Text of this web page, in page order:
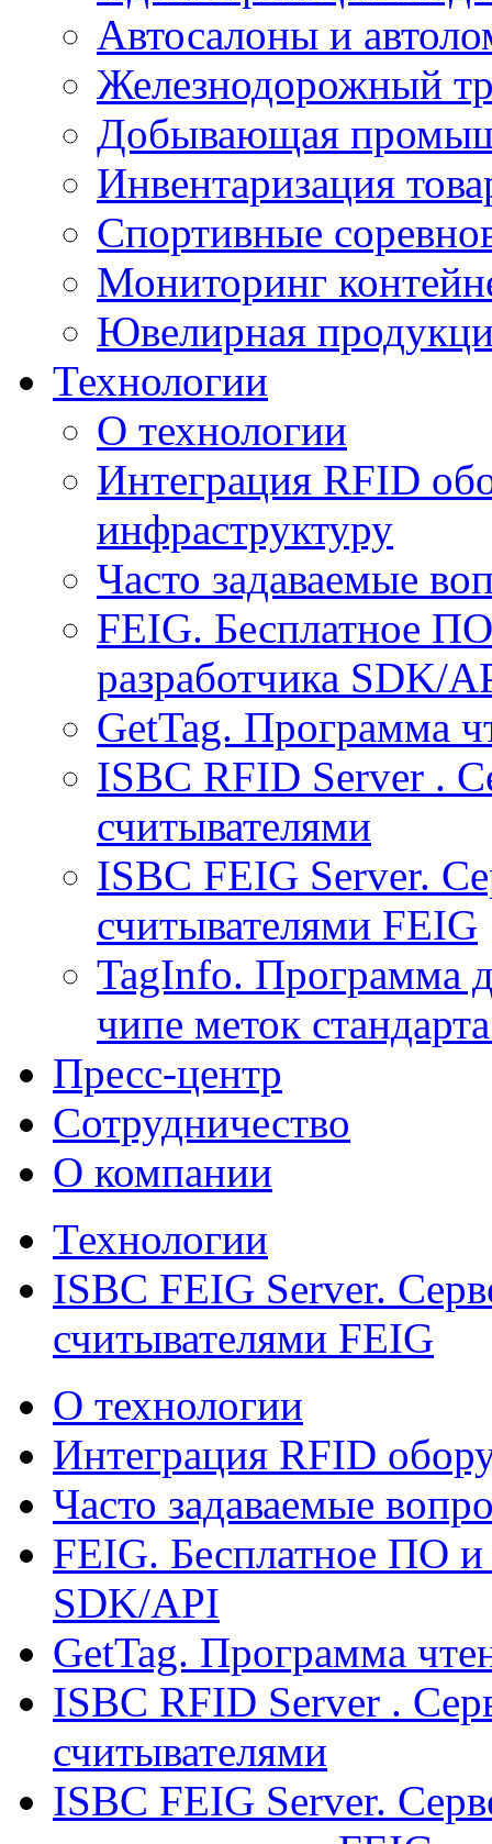
Автосалоны и
Железнодорожный
Добывающая
Инвентаризация
Спортивные
Мониторинг
Ювелирная
Технологии
О технологии
Интеграция RFID
инфраструктуру
Часто задаваемые
FEIG. Бесплатное
разработчика SDK/
GetTag. Программа
ISBC RFID Server .
считывателями
ISBC FEIG Server.
считывателями FEIG
TagInfo. Программа
чипе меток
Пресс-центр
Сотрудничество
О компании
Технологии
ISBC FEIG Server.
считывателями FEIG
О технологии
Интеграция RFID
Часто задаваемые
FEIG. Бесплатное ПО и
SDK/API
GetTag. Программа
ISBC RFID Server .
считывателями
ISBC FEIG Server.